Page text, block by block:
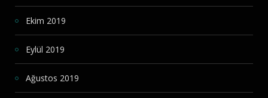
Ekim 2019
Eylül 2019
Ağustos 2019